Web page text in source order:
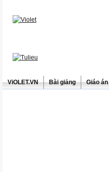
ViOLET.VN Bài giảng Giáo án